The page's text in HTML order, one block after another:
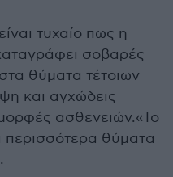
τυχαίο πως η
σοβαρές
θύματα τέτοιων
και αγχώδεις
ασθενειών.«Το
περισσότερα θύματα